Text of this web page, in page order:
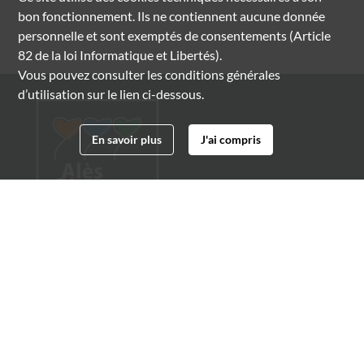
bon fonctionnement. Ils ne contiennent aucune donnée
personnelle et sont exemptés de consentements (Article
82 de la loi Informatique et Libertés).
Vous pouvez consulter les conditions générales
d’utilisation sur le lien ci-dessous.
En savoir plus J'ai compris